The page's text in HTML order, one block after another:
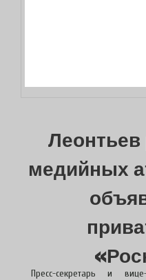
Леонтьев
медийных
Пресс-секретарь и